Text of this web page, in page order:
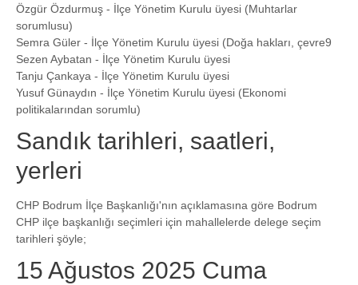
Özgür Özdurmuş - İlçe Yönetim Kurulu üyesi (Muhtarlar
sorumlusu)
Semra Güler - İlçe Yönetim Kurulu üyesi (Doğa hakları, çevre9
Sezen Aybatan - İlçe Yönetim Kurulu üyesi
Tanju Çankaya - İlçe Yönetim Kurulu üyesi
Yusuf Günaydın - İlçe Yönetim Kurulu üyesi (Ekonomi
politikalarından sorumlu)
Sandık tarihleri, saatleri,
yerleri
CHP Bodrum İlçe Başkanlığı'nın açıklamasına göre Bodrum
CHP ilçe başkanlığı seçimleri için mahallelerde delege seçim
tarihleri şöyle;
15 Ağustos 2025 Cuma